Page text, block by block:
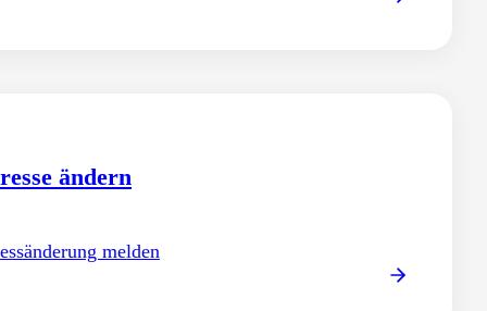
ändern
melden